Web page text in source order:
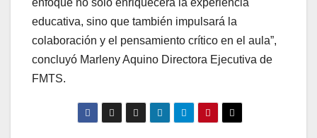
educativa, sino que también impulsará la
colaboración y el pensamiento crítico en el aula”,
concluyó Marleny Aquino Directora Ejecutiva de
FMTS.